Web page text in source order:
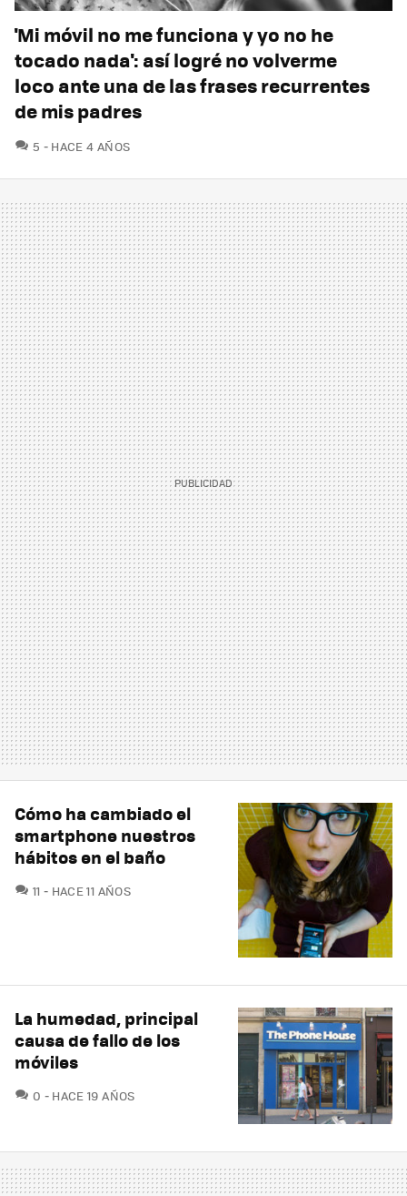
'Mi móvil no me funciona y yo no he
tocado nada': así logré no volverme
loco ante una de las frases recurrentes
de mis padres
5 COMENTARIOS
HACE 4 AÑOS
Cómo ha cambiado el
smartphone nuestros
hábitos en el baño
11 COMENTARIOS
HACE 11 AÑOS
La humedad, principal
causa de fallo de los
móviles
0 COMENTARIOS
HACE 19 AÑOS